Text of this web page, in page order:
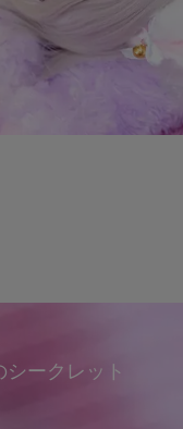
ークレット